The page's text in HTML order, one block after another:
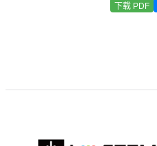
下载 PDF